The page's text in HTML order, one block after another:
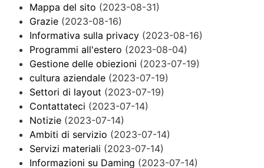
Mappa del sito (2023-08-31)
Grazie (2023-08-16)
Informativa sulla privacy (2023-08-16)
Programmi all'estero (2023-08-04)
Gestione delle obiezioni (2023-07-19)
cultura aziendale (2023-07-19)
Settori di layout (2023-07-19)
Contattateci (2023-07-14)
Notizie (2023-07-14)
Ambiti di servizio (2023-07-14)
Servizi materiali (2023-07-14)
Informazioni su Daming (2023-07-14)